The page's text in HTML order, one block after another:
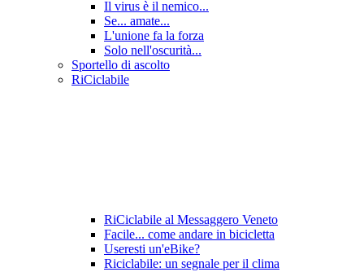
Il virus è il nemico...
Se... amate...
L'unione fa la forza
Solo nell'oscurità...
Sportello di ascolto
RiCiclabile
RiCiclabile al Messaggero Veneto
Facile... come andare in bicicletta
Useresti un'eBike?
Riciclabile: un segnale per il clima